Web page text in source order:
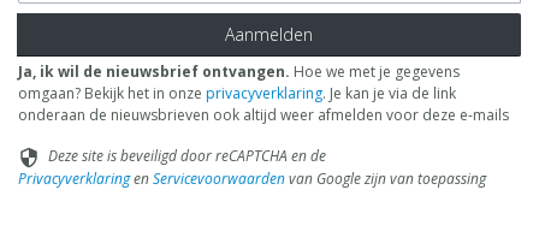
Aanmelden
Ja, ik wil de nieuwsbrief ontvangen. Hoe we met je gegevens
omgaan? Bekijk het in onze privacyverklaring. Je kan je via de link
onderaan de nieuwsbrieven ook altijd weer afmelden voor deze e-mails
security Deze site is beveiligd door reCAPTCHA en de
PrivacyverklaringenServicevoorwaardenvan Google zijn van toepassing